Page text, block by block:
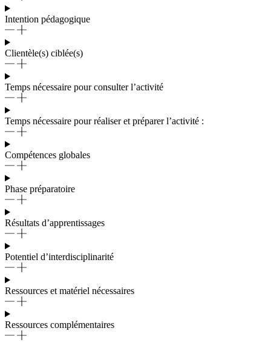
Intention pédagogique
Clientèle(s) ciblée(s)
Temps nécessaire pour consulter l’activité
Temps nécessaire pour réaliser et préparer l’activité :
Compétences globales
Phase préparatoire
Résultats d’apprentissages
Potentiel d’interdisciplinarité
Ressources et matériel nécessaires
Ressources complémentaires